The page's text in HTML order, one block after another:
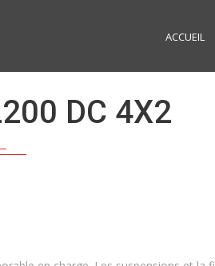
ACCUEIL
DC 4X2